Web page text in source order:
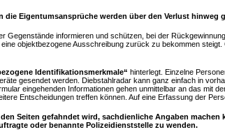
die Eigentumsansprüche werden über den Verlust hinweg
Gegenstände informieren und schützen, bei der
objektbezogene Ausschreibung zurück zu bekommen
Identifikationsmerkmale“ hinterlegt. Einzelne
gesendet werden. Diebstahlradar kann ganz einfach in
eingehenden Informationen gehen unmittelbar an das mit
Entscheidungen treffen können. Auf eine Erfassung der
Seiten gefahndet wird, sachdienliche Angaben
oder benannte Polizeidienststelle zu wenden.